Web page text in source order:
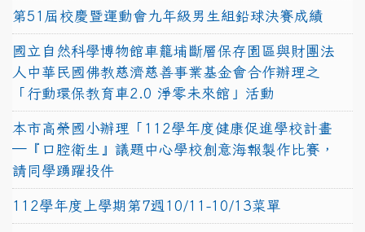
第51屆校慶暨運動會九年級男生組鉛球決賽成績
國立自然科學博物館車籠埔斷層保存園區與財團法
人中華民國佛教慈濟慈善事業基金會合作辦理之
「行動環保教育車2.0 淨零未來館」活動
本市高榮國小辦理「112學年度健康促進學校計畫
─『口腔衛生』議題中心學校創意海報製作比賽，
請同學踴躍投件
112學年度上學期第7週10/11-10/13菜單